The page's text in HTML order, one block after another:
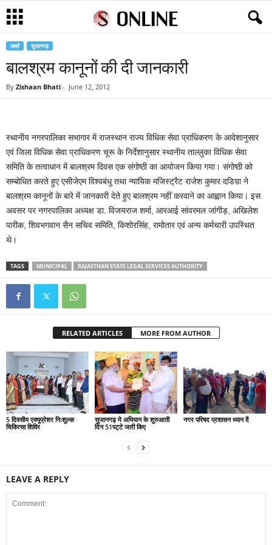
खबरें सुजानगढ़
बालश्रम कानूनों की दी जानकारी
By Zishaan Bhati - June 12, 2012
स्थानीय नगरपालिका सभागार में राजस्थान राज्य विधिक सेवा प्राधिकरण के आदेशानुसार
एवं जिला विधिक सेवा प्राधिकरण चूरू के निर्देशानुसार स्थानीय ताल्लुका विधिक सेवा
समिति के तत्वाधान में बालश्रम दिवस एक संगोष्ठी का आयोजन किया गया। संगोष्ठी को
सम्बोधित करते हुए एसीजेएम विश्वबंधु तथा न्यायिक मजिस्ट्रैट राजेश कुमार दडिय़ा ने
बालश्रम कानूनों के बारे में जानकारी देते हुए बालश्रम नहीं करवाने का आह्वान किया। इस
अवसर पर नगरपालिका अध्यक्ष डा. विजयराज शर्मा, आरआई सांवरमल जांगीड़, अखिलेश
पारीक, शिवभगवान सैन सचिव समिति, किशोरसिंह, रामोतार एवं अन्य कर्मचारी उपस्थित
थे।
TAGS MUNICIPAL RAJASTHAN STATE LEGAL SERVICES AUTHORITY
RELATED ARTICLES MORE FROM AUTHOR
5 दिवसीय एक्यूप्रेशर निःशुल्क
चिकित्सा शिविर
सुजानगढ़ मे अभियान के शुरुआती
दिन 51पट्टे जारी किए
नगर परिषद प्रशासन ध्यान दें
LEAVE A REPLY